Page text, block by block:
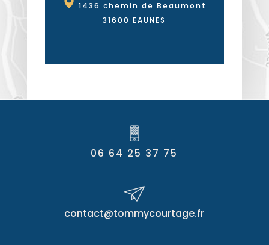
1436 chemin de Beaumont
31600 EAUNES
06 64 25 37 75
contact@tommycourtage.fr